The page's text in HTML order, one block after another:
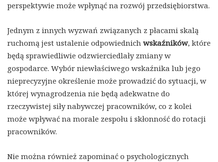
perspektywie może wpłynąć na rozwój przedsiębiorstwa.
Jednym z innych wyzwań związanych z płacami skalą
ruchomą jest ustalenie odpowiednich wskaźników, które
będą sprawiedliwie odzwierciedlały zmiany w
gospodarce. Wybór niewłaściwego wskaźnika lub jego
nieprecyzyjne określenie może prowadzić do sytuacji, w
której wynagrodzenia nie będą adekwatne do
rzeczywistej siły nabywczej pracowników, co z kolei
może wpływać na morale zespołu i skłonność do rotacji
pracowników.
Nie można również zapominać o psychologicznych